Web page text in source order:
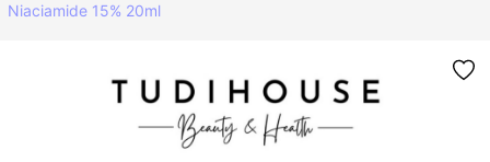
Niaciamide 15% 20ml